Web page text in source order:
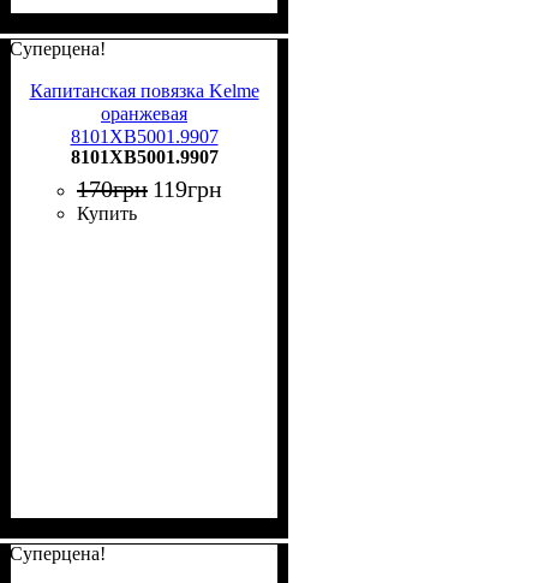
Суперцена!
Капитанская повязка Kelme
оранжевая
8101XB5001.9907
8101XB5001.9907
170грн 119грн
Купить
Суперцена!